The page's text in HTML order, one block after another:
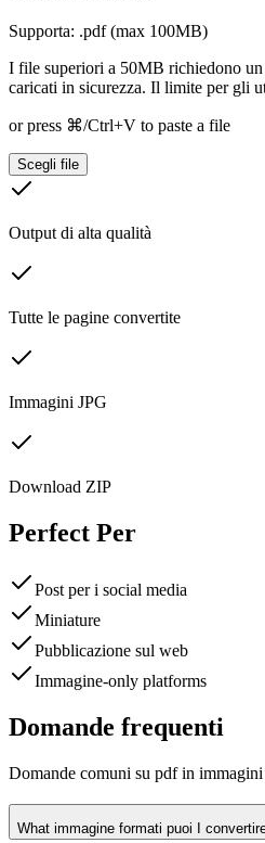
Supporta: .pdf (max 100MB)
I file superiori a 50MB richiedono un
caricati in sicurezza. Il limite per gli
or press ⌘/Ctrl+V to paste a file
Scegli file
Output di alta qualità
Tutte le pagine convertite
Immagini JPG
Download ZIP
Perfect Per
Post per i social media
Miniature
Pubblicazione sul web
Immagine-only platforms
Domande frequenti
Domande comuni su pdf in immagini
What immagine formati puoi I